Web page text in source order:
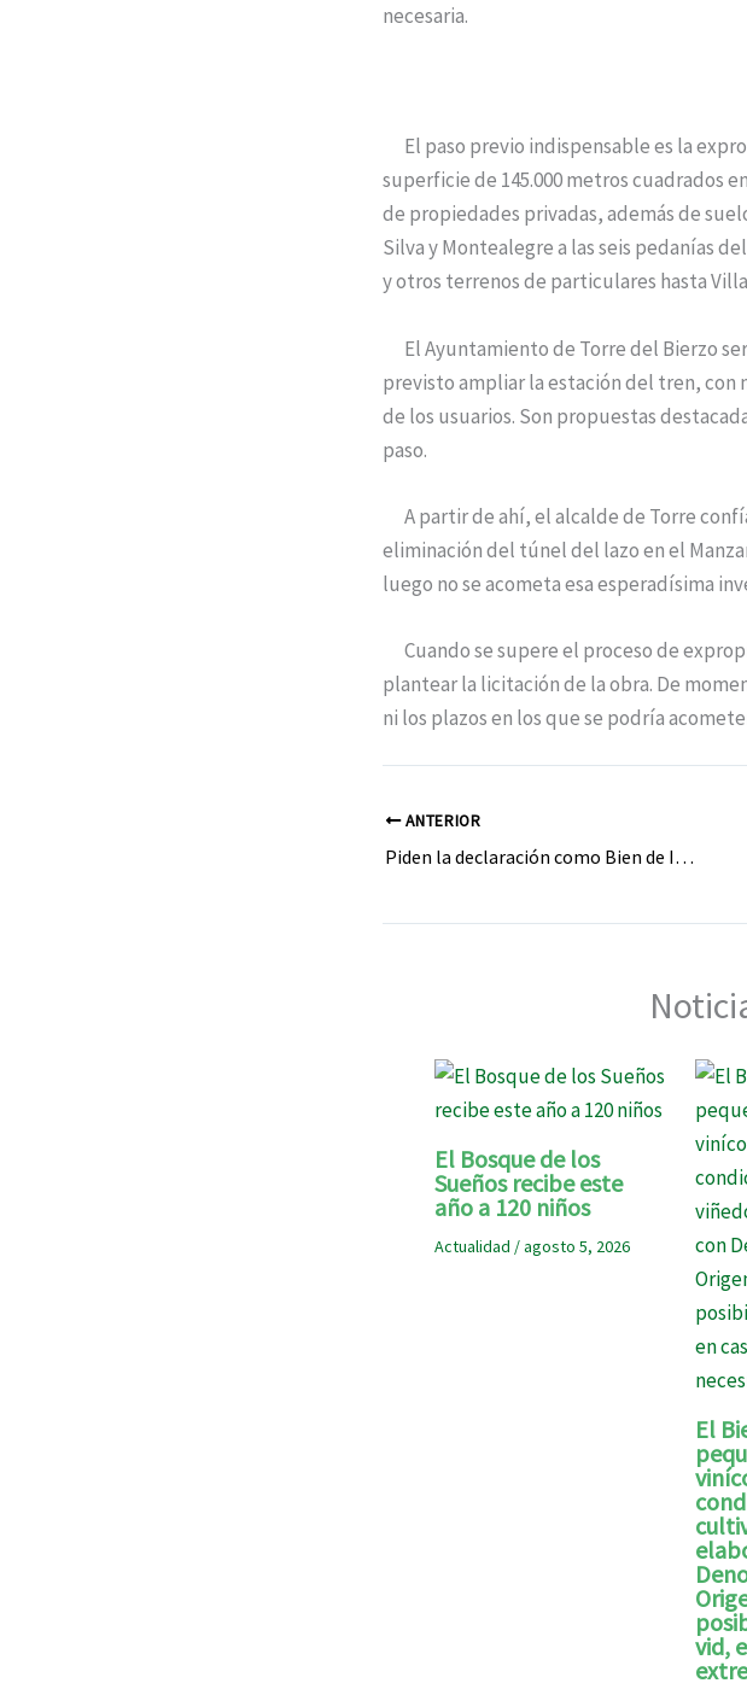
necesaria.
El paso previo indispensable es la
superficie de 145.000 metros cuadrados
de propiedades privadas, además de
Silva y Montealegre a las seis pedanías
y otros terrenos de particulares hasta
El Ayuntamiento de Torre del Bierzo
previsto ampliar la estación del tren, con
de los usuarios. Son propuestas
paso.
A partir de ahí, el alcalde de Torre
eliminación del túnel del lazo en el
luego no se acometa esa esperadísima
Cuando se supere el proceso de
plantear la licitación de la obra. De
ni los plazos en los que se podría
ANTERIOR
Piden la declaración como Bien de Interés Cultural de la casa natal de Enrique Gil y Carrasco en Villafranca del Bierzo
El Bosque de los
Sueños recibe este
año a 120 niños
Actualidad /agosto 5, 2026
El
vid,